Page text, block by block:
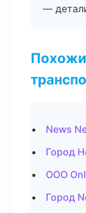
—
News
Город
ООО
Город